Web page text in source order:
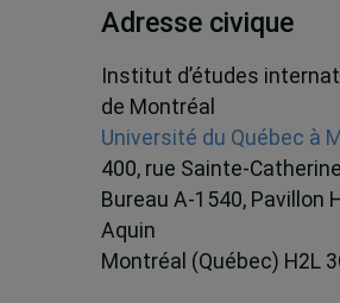
Adresse civique
Institut d’études
de Montréal
Université du Québec à
400, rue Sainte-
Bureau A-1540, Pavillon
Aquin
Montréal (Québec) H2L